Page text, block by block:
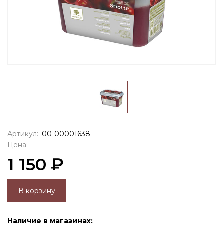
Артикул: 00-00001638
Цена:
1 150 ₽
В корзину
Наличие в магазинах: